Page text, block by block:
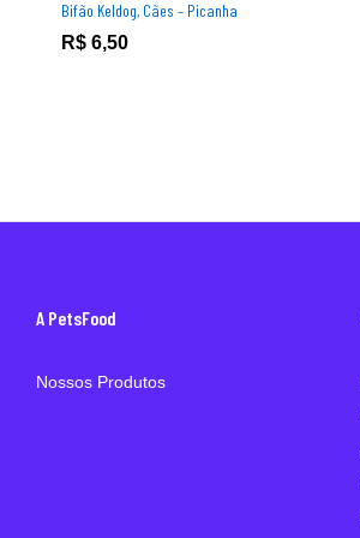
Bifão Keldog, Cães – Picanha
R$ 6,50
A PetsFood
Nossos Produtos